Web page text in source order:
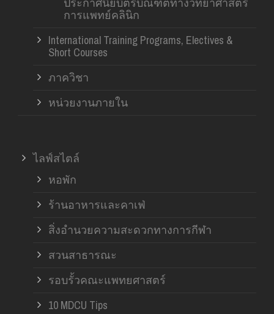
การแพทย์คลินิก
International Training Programs, Electives &
Short Courses
ภาควิชา
หน่วยงานภายใน
ไลฟ์สไตล์
หอพัก
ร้านอาหารและคาเฟ่
สิ่งอำนวยความสะดวกทางการกีฬา
สวนสาธารณะ
รอบรั้วคณะแพทยศาสตร์
10 MDCU Tips